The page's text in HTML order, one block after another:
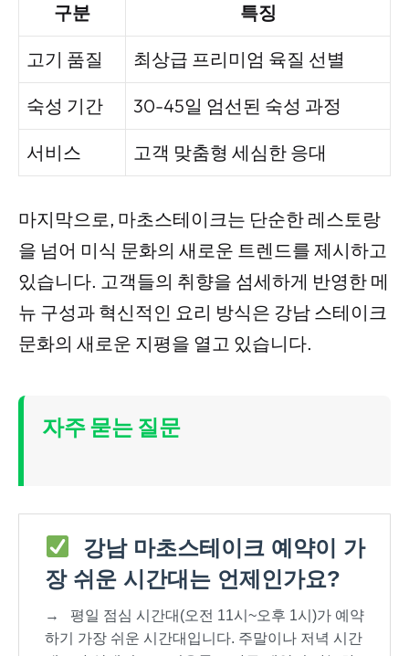
구분 특징
고기 품질 최상급 프리미엄 육질 선별
숙성 기간 30-45일 엄선된 숙성 과정
서비스 고객 맞춤형 세심한 응대
마지막으로, 마초스테이크는 단순한 레스토랑
을 넘어 미식 문화의 새로운 트렌드를 제시하고
있습니다. 고객들의 취향을 섬세하게 반영한 메
뉴 구성과 혁신적인 요리 방식은 강남 스테이크
문화의 새로운 지평을 열고 있습니다.
자주 묻는 질문
강남 마초스테이크 예약이 가
장 쉬운 시간대는 언제인가요?
→
평일 점심 시간대(오전 11시~오후 1시)가 예약
하기 가장 쉬운 시간대입니다. 주말이나 저녁 시간